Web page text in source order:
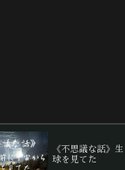
《不思議な話》
球を見てた